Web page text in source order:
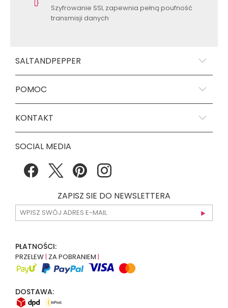
Szyfrowanie SSL zapewnia pełną poufność
transmisji danych
SALTANDPEPPER
POMOC
KONTAKT
SOCIAL MEDIA
ZAPISZ SIE DO NEWSLETTERA
PŁATNOŚCI:
PRZELEW| ZA POBRANIEM |
DOSTAWA: